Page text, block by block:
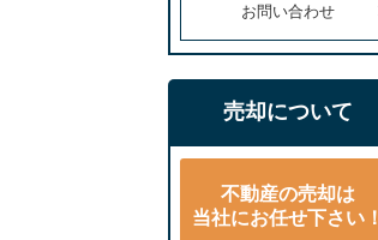
お問い合わせ
売却について
不動産の売却は
当社にお任せ下さい！